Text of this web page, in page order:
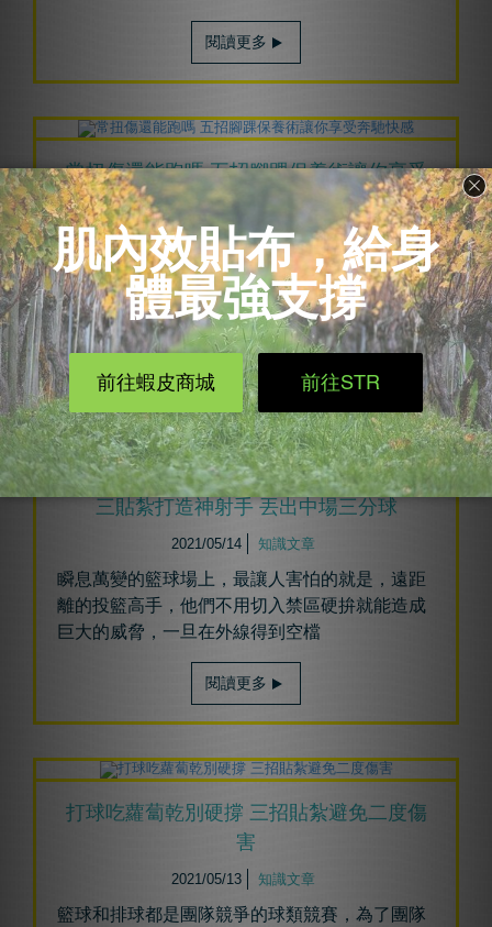
閱讀更多
常扭傷還能跑嗎 五招腳踝保養術讓你享受
奔馳快感
2021/05/14 知識文章
腳踝扭傷是各項運動中最常出現的傷害，就算是
平常走路也有可能會因為踩到不平穩的地面而導
致「翻船」
閱讀更多
三貼紮打造神射手 丟出中場三分球
2021/05/14 知識文章
瞬息萬變的籃球場上，最讓人害怕的就是，遠距
離的投籃高手，他們不用切入禁區硬拚就能造成
巨大的威脅，一旦在外線得到空檔
閱讀更多
打球吃蘿蔔乾別硬撐 三招貼紮避免二度傷
害
2021/05/13 知識文章
籃球和排球都是團隊競爭的球類競賽，為了團隊